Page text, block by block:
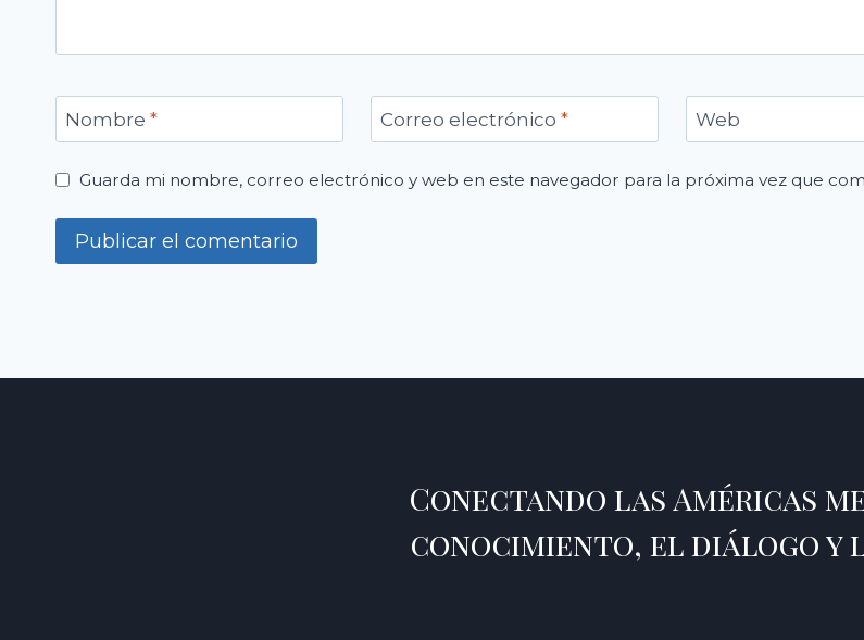
Nombre * Correo electrónico * Web
Guarda mi nombre, correo electrónico y web en este navegador para la próxima vez que
Conectando las Américas
conocimiento, el diálogo y